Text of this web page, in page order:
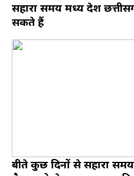
सहारा समय मध्य प्रदेश
सकते हैं
बीते कुछ दिनों से सहारा समय